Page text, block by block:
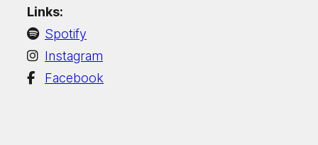
Links:
Spotify
Instagram
Facebook